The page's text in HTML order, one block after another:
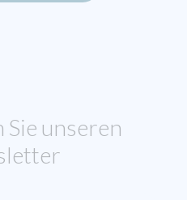
unseren